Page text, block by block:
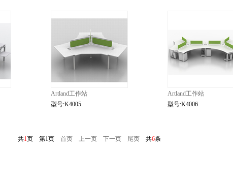
Artland工作站
型号:K4005
Artland工作站
型号:K4006
共1页 第1页 首页 上一页 下一页 尾页 共6条